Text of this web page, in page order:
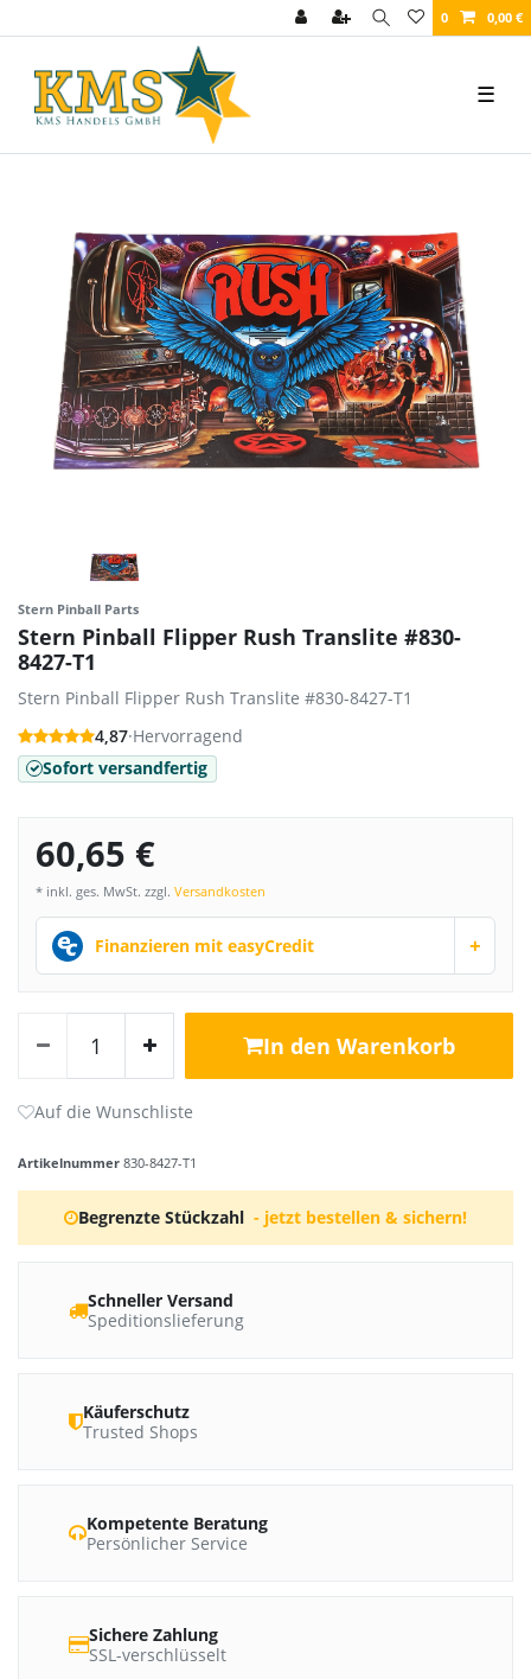
0 0,00 €
☰
Stern Pinball Parts
Stern Pinball Flipper Rush Translite #830-
8427-T1
Stern Pinball Flipper Rush Translite #830-8427-T1
4,87·Hervorragend
Sofort versandfertig
60,65 €
* inkl. ges. MwSt. zzgl. Versandkosten
Finanzieren mit easyCredit +
In den Warenkorb
Artikelnummer 830-8427-T1
Begrenzte Stückzahl - jetzt bestellen & sichern!
Schneller Versand
Speditionslieferung
Käuferschutz
Trusted Shops
Kompetente Beratung
Persönlicher Service
Sichere Zahlung
SSL-verschlüsselt